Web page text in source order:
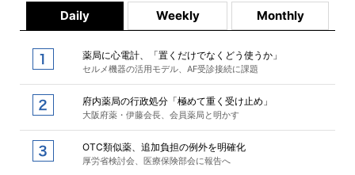
Daily Weekly Monthly
薬局に心電計、「置くだけでなくどう使うか」
セルメ機器の活用モデル、AF受診接続に課題
府内薬局の行政処分「極めて重く受け止め」
大阪府薬・伊藤会長、会員薬局と明かす
OTC類似薬、追加負担の例外を明確化
厚労省検討会、医療保険部会に報告へ